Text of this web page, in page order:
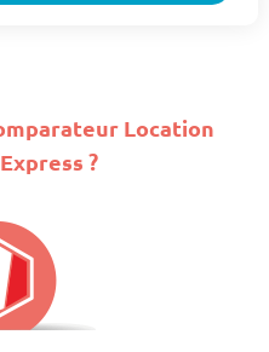
Location
?